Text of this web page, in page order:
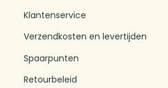
Klantenservice
Verzendkosten en levertijden
Spaarpunten
Retourbeleid